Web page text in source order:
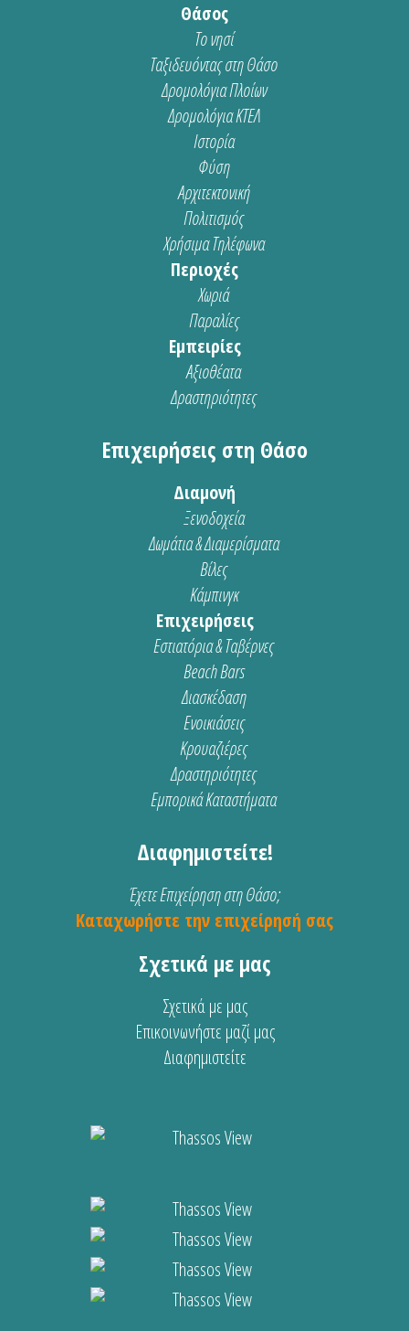
Θάσος
Το νησί
Ταξιδευόντας στη Θάσο
Δρομολόγια Πλοίων
Δρομολόγια ΚΤΕΛ
Ιστορία
Φύση
Αρχιτεκτονική
Πολιτισμός
Χρήσιμα Τηλέφωνα
Περιοχές
Χωριά
Παραλίες
Εμπειρίες
Αξιοθέατα
Δραστηριότητες
Επιχειρήσεις στη Θάσο
Διαμονή
Ξενοδοχεία
Δωμάτια & Διαμερίσματα
Βίλες
Κάμπινγκ
Επιχειρήσεις
Εστιατόρια & Ταβέρνες
Beach Bars
Διασκέδαση
Ενοικιάσεις
Κρουαζιέρες
Δραστηριότητες
Εμπορικά Καταστήματα
Διαφημιστείτε!
Έχετε Επιχείρηση στη Θάσο;
Καταχωρήστε την επιχείρησή σας
Σχετικά με μας
Σχετικά με μας
Επικοινωνήστε μαζί μας
Διαφημιστείτε